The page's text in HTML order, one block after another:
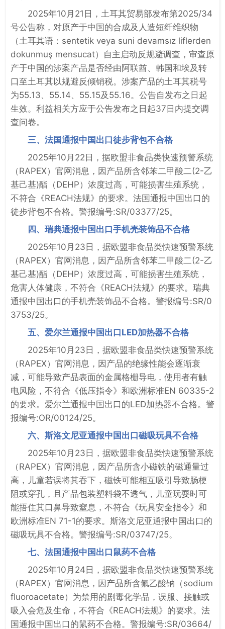
2025年10月21日，土耳其贸易部发布第2025/34
号公告称，对原产于中国的合成及人造短纤维织物
（土耳其语：sentetik veya suni devamsız liflerden
dokunmuş mensucat）自主启动反规避调查，审查原
产于中国的涉案产品是否经由阿联酋、韩国和埃及转
口至土耳其以规避反倾销税。涉案产品的土耳其税号
为55.13、55.14、55.15及55.16。公告自发布之日起
生效。利益相关方应于公告发布之日起37日内提交调
查问卷。
三、法国通报中国出口徒步背包不合格
2025年10月22日，据欧盟非食品类快速预警系统
（RAPEX）官网消息，因产品所含邻苯二甲酸二(2-乙
基己基)酯（DEHP）浓度过高，可能损害生殖系统，
不符合《REACH法规》的要求。法国通报中国出口的
徒步背包不合格。警报编号:SR/03377/25。
四、瑞典通报中国出口手机壳装饰品不合格
2025年10月23日，据欧盟非食品类快速预警系统
（RAPEX）官网消息，因产品所含邻苯二甲酸二(2-乙
基己基)酯（DEHP）浓度过高，可能损害生殖系统，
危害人体健康，不符合《REACH法规》的要求。瑞典
通报中国出口的手机壳装饰品不合格。警报编号:SR/0
3753/25。
五、爱尔兰通报中国出口LED加热器不合格
2025年10月23日，据欧盟非食品类快速预警系统
（RAPEX）官网消息，因产品的绝缘性能会逐渐衰
减，可能导致产品表面的金属格栅导电，使用者有触
电风险，不符合《低压指令》和欧洲标准EN 60335-2
的要求。爱尔兰通报中国出口的LED加热器不合格。警
报编号:OR/00124/25。
六、斯洛文尼亚通报中国出口磁吸玩具不合格
2025年10月23日，据欧盟非食品类快速预警系统
（RAPEX）官网消息，因产品所含小磁铁的磁通量过
高，儿童若误将其吞下，磁铁可能相互吸引导致肠梗
阻或穿孔，且产品包装塑料袋不透气，儿童玩耍时可
能捂住其口鼻导致窒息，不符合《玩具安全指令》和
欧洲标准EN 71-1的要求。斯洛文尼亚通报中国出口的
磁吸玩具不合格。警报编号:SR/03747/25。
七、法国通报中国出口鼠药不合格
2025年10月24日，据欧盟非食品类快速预警系统
（RAPEX）官网消息，因产品所含氟乙酸钠（sodium
fluoroacetate）为禁用的剧毒化学品，误服、接触或
吸入会危及生命，不符合《REACH法规》的要求。法
国通报中国出口的鼠药不合格。警报编号:SR/03664/